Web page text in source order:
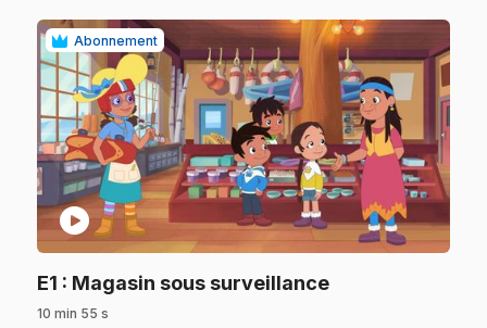
Abonnement
play_circle
E1 : Magasin sous surveillance.
10 min 55 s